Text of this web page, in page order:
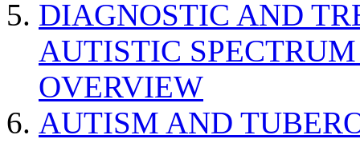
DIAGNOSTIC AND
AUTISTIC
OVERVIEW
AUTISM AND